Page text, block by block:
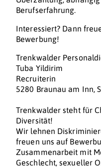
Berufserfahrung.
Interessiert? Dann
Bewerbung!
Trenkwalder
Tuba Yildirim
Recruiterin
5280 Braunau am Inn,
Trenkwalder steht für
Diversität!
Wir lehnen
freuen uns auf
Zusammenarbeit mit
Geschlecht, sexueller